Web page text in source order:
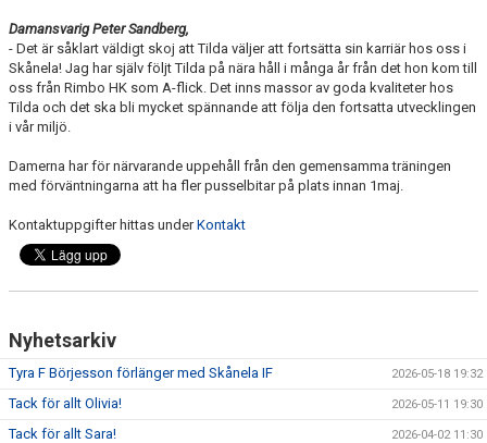
Damansvarig Peter Sandberg,
- Det är såklart väldigt skoj att Tilda väljer att fortsätta sin karriär hos oss i
Skånela! Jag har själv följt Tilda på nära håll i många år från det hon kom till
oss från Rimbo HK som A-flick. Det inns massor av goda kvaliteter hos
Tilda och det ska bli mycket spännande att följa den fortsatta utvecklingen
i vår miljö.
Damerna har för närvarande uppehåll från den gemensamma träningen
med förväntningarna att ha fler pusselbitar på plats innan 1maj.
Kontaktuppgifter hittas underKontakt
Nyhetsarkiv
Tyra F Börjesson förlänger med Skånela IF 2026-05-18 19:32
Tack för allt Olivia! 2026-05-11 19:30
Tack för allt Sara! 2026-04-02 11:30